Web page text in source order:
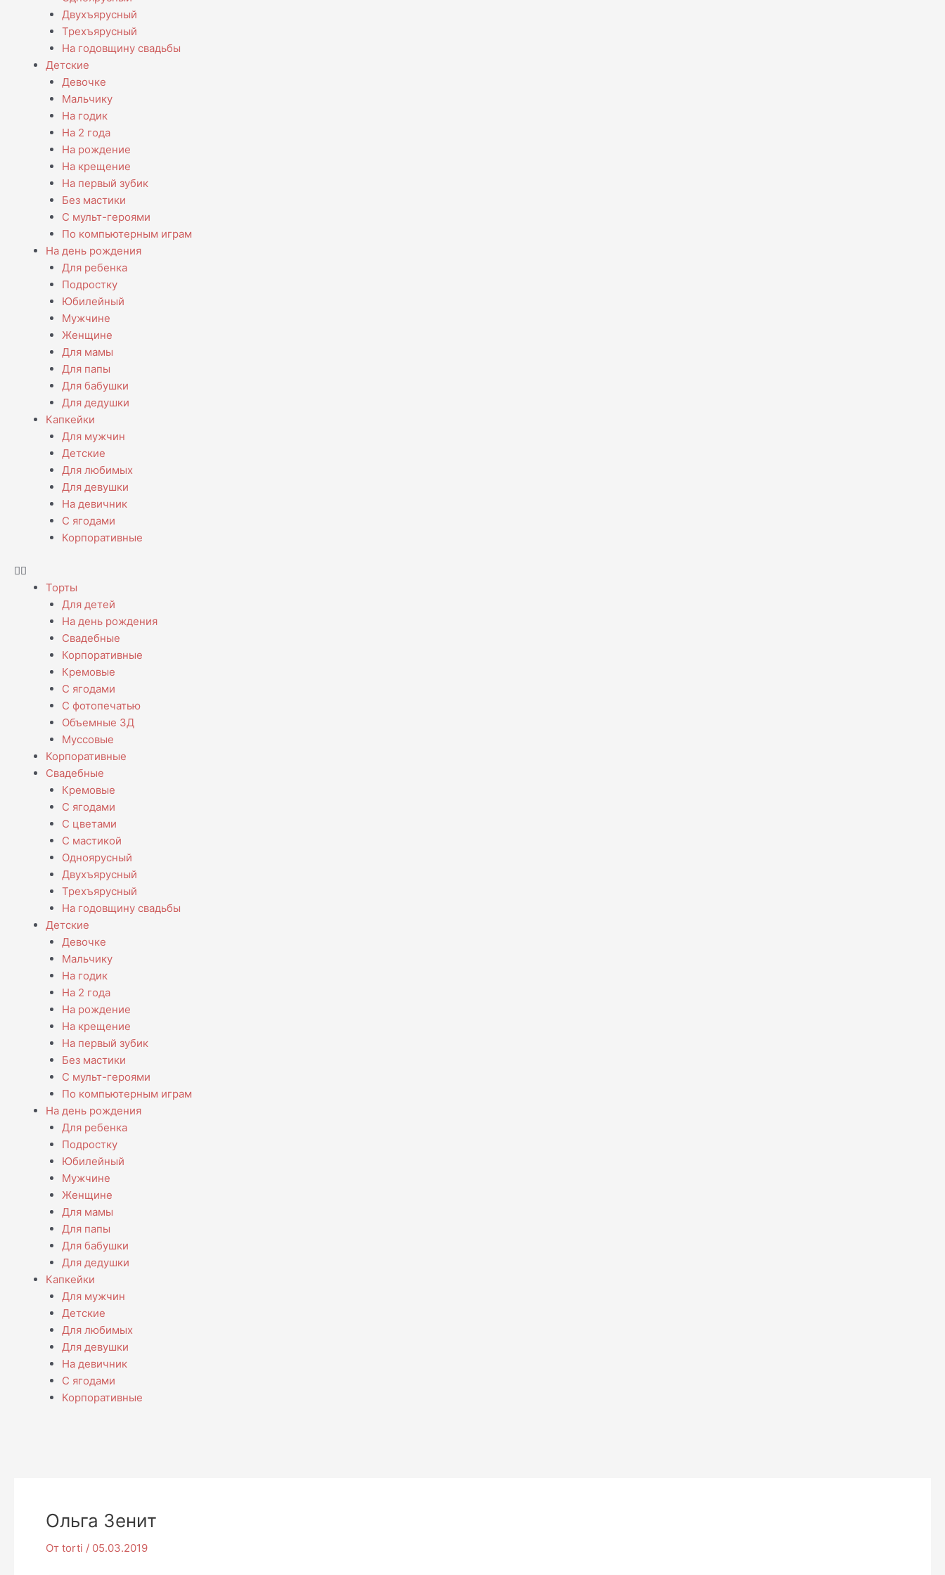
Двухъярусный
Трехъярусный
На годовщину свадьбы
Детские
Девочке
Мальчику
На годик
На 2 года
На рождение
На крещение
На первый зубик
Без мастики
С мульт-героями
По компьютерным играм
На день рождения
Для ребенка
Подростку
Юбилейный
Мужчине
Женщине
Для мамы
Для папы
Для бабушки
Для дедушки
Капкейки
Для мужчин
Детские
Для любимых
Для девушки
На девичник
С ягодами
Корпоративные
Торты
Для детей
На день рождения
Свадебные
Корпоративные
Кремовые
С ягодами
С фотопечатью
Объемные 3Д
Муссовые
Корпоративные
Свадебные
Кремовые
С ягодами
С цветами
С мастикой
Одноярусный
Двухъярусный
Трехъярусный
На годовщину свадьбы
Детские
Девочке
Мальчику
На годик
На 2 года
На рождение
На крещение
На первый зубик
Без мастики
С мульт-героями
По компьютерным играм
На день рождения
Для ребенка
Подростку
Юбилейный
Мужчине
Женщине
Для мамы
Для папы
Для бабушки
Для дедушки
Капкейки
Для мужчин
Детские
Для любимых
Для девушки
На девичник
С ягодами
Корпоративные
Ольга Зенит
От torti / 05.03.2019